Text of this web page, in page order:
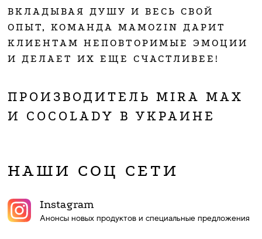
ВКЛАДЫВАЯ ДУШУ И ВЕСЬ СВОЙ
ОПЫТ, КОМАНДА MAMOZIN ДАРИТ
КЛИЕНТАМ НЕПОВТОРИМЫЕ ЭМОЦИИ
И ДЕЛАЕТ ИХ ЕЩЕ СЧАСТЛИВЕЕ!
ПРОИЗВОДИТЕЛЬ MIRA MAX
И COCOLADY В УКРАИНЕ
НАШИ СОЦ СЕТИ
Instagram
Анонсы новых продуктов и специальные предложения